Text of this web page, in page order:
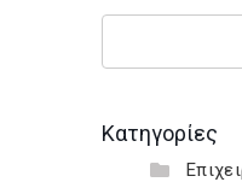
Κατηγορίες